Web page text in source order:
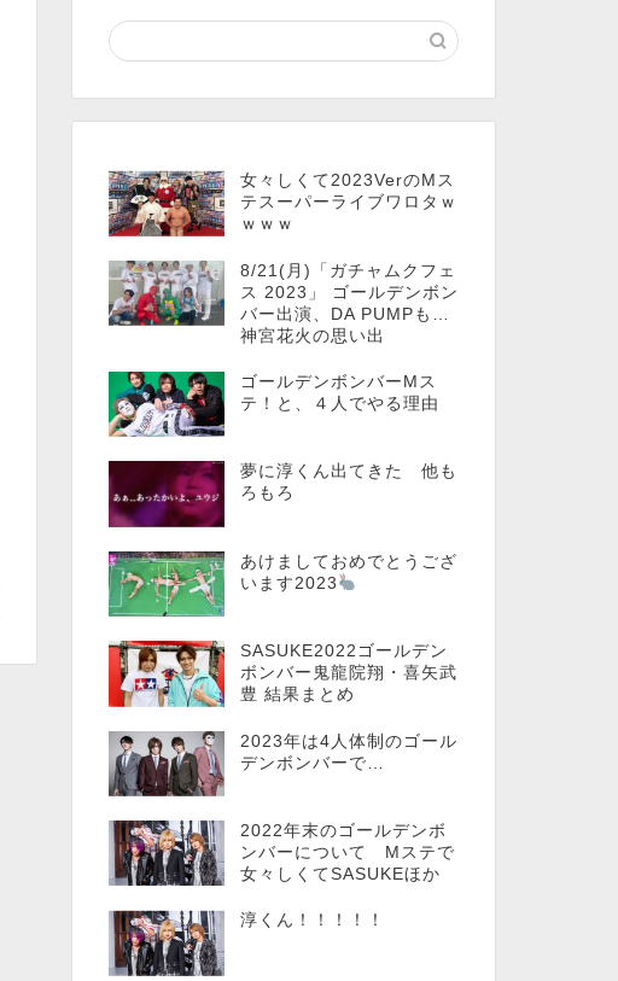
女々しくて2023VerのMス
テスーパーライブワロタｗ
ｗｗｗ
8/21(月)「ガチャムクフェ
ス 2023」 ゴールデンボン
バー出演、DA PUMPも…
神宮花火の思い出
ゴールデンボンバーMス
テ！と、４人でやる理由
夢に淳くん出てきた 他も
ろもろ
あけましておめでとうござ
います2023
SASUKE2022ゴールデン
ボンバー鬼龍院翔・喜矢武
豊 結果まとめ
2023年は4人体制のゴール
デンボンバーで…
2022年末のゴールデンボ
ンバーについて Mステで
女々しくてSASUKEほか
淳くん！！！！！